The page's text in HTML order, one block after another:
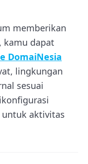
memberikan
kamu dapat
DomaiNesia
lingkungan
sesuai
untuk aktivitas